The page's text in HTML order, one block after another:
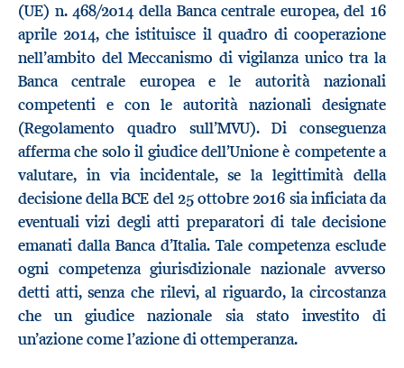
(UE) n. 468/2014 della Banca centrale europea, del 16
aprile 2014, che istituisce il quadro di cooperazione
nell’ambito del Meccanismo di vigilanza unico tra la
Banca centrale europea e le autorità nazionali
competenti e con le autorità nazionali designate
(Regolamento quadro sull’MVU). Di conseguenza
afferma che solo il giudice dell’Unione è competente a
valutare, in via incidentale, se la legittimità della
decisione della BCE del 25 ottobre 2016 sia inficiata da
eventuali vizi degli atti preparatori di tale decisione
emanati dalla Banca d’Italia. Tale competenza esclude
ogni competenza giurisdizionale nazionale avverso
detti atti, senza che rilevi, al riguardo, la circostanza
che un giudice nazionale sia stato investito di
un’azione come l’azione di ottemperanza.